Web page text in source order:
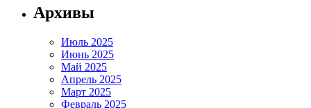
Архивы
Июль 2025
Июнь 2025
Май 2025
Апрель 2025
Март 2025
Февраль 2025